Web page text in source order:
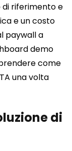
di riferimento e
e un costo
paywall a
demo
come
una volta
di